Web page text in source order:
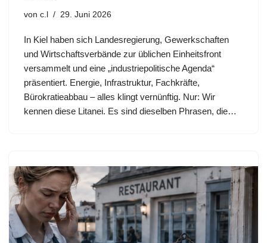
von c.l 29. Juni 2026
In Kiel haben sich Landesregierung, Gewerkschaften
und Wirtschaftsverbände zur üblichen Einheitsfront
versammelt und eine „industriepolitische Agenda“
präsentiert. Energie, Infrastruktur, Fachkräfte,
Bürokratieabbau – alles klingt vernünftig. Nur: Wir
kennen diese Litanei. Es sind dieselben Phrasen, die…